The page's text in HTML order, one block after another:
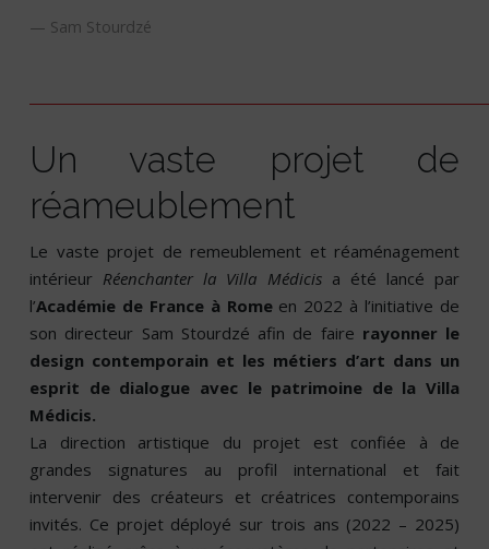
Sam Stourdzé
Un vaste projet de
réameublement
Le vaste projet de remeublement et réaménagement
intérieur Réenchanter la Villa Médicisa été lancé par
l’Académie de France à Romeen 2022 à l’initiative de
son directeur Sam Stourdzé afin de faire rayonner le
design contemporain et les métiers d’art dans un
esprit de dialogue avec le patrimoine de la Villa
Médicis.
La direction artistique du projet est confiée à de
grandes signatures au profil international et fait
intervenir des créateurs et créatrices contemporains
invités. Ce projet déployé sur trois ans (2022 – 2025)